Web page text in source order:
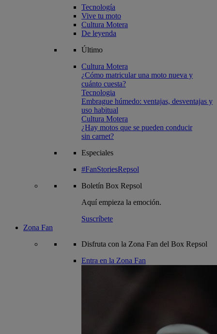
Tecnología
Vive tu moto
Cultura Motera
De leyenda
Último
Cultura Motera
¿Cómo matricular una moto nueva y
cuánto cuesta?
Tecnologia
Embrague húmedo: ventajas, desventajas y
uso habitual
Cultura Motera
¿Hay motos que se pueden conducir
sin carnet?
Especiales
#FanStoriesRepsol
Boletín Box Repsol
Aquí empieza la emoción.
Suscríbete
Zona Fan
Disfruta con la Zona Fan del Box Repsol
Entra en la Zona Fan